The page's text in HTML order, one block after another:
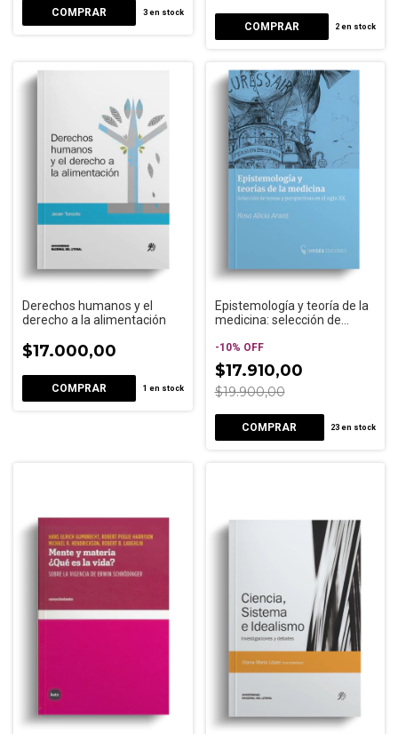
3en stock
2 en stock
Derechos humanos y el
derecho a la alimentación
$17.000,00
1 en stock
Epistemología y teoría de la
medicina: selección de
siglo XX
-10% OFF
$17.910,00
$19.900,00
23 en stock